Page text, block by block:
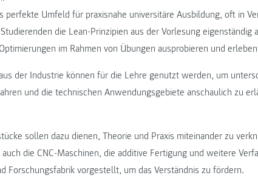
perfekte Umfeld für praxisnahe universitäre Ausbildung, oft in
die Lean-Prinzipien aus der Vorlesung eigenständig
im Rahmen von Übungen ausprobieren und
der Industrie können für die Lehre genutzt werden, um
und die technischen Anwendungsgebiete anschaulich zu
sollen dazu dienen, Theorie und Praxis miteinander zu
die CNC-Maschinen, die additive Fertigung und weitere
Forschungsfabrik vorgestellt, um das Verständnis zu fördern.